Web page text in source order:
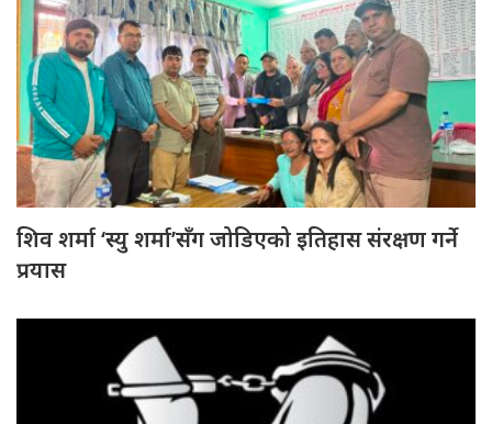
शिव शर्मा ‘स्यु शर्मा’सँग जोडिएको इतिहास संरक्षण गर्ने
प्रयास